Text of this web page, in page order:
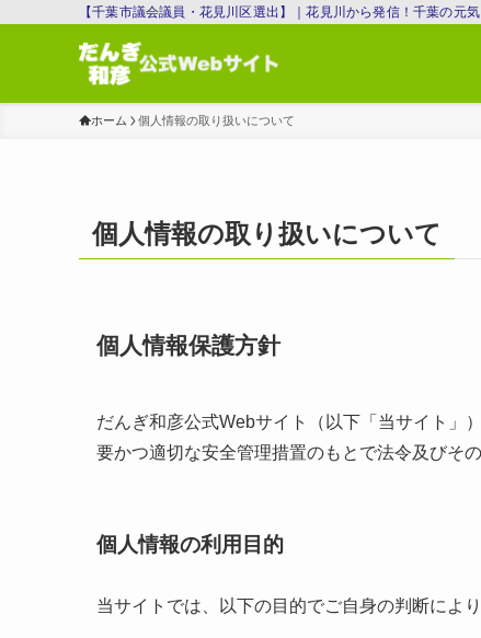
【千葉市議会議員・花見川区選出】｜花見川から発信！千葉の元気
ホーム 個人情報の取り扱いについて
個人情報の取り扱いについて
個人情報保護方針
だんぎ和彦公式Webサイト（以下「当サイト」
要かつ適切な安全管理措置のもとで法令及びそ
個人情報の利用目的
当サイトでは、以下の目的でご自身の判断によ